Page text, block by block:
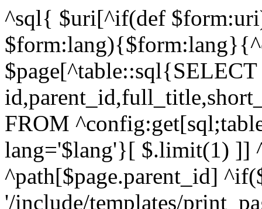
^sql{ $uri[^if(def
$page[^table::sql{SELECT
FROM
lang='$lang'}[ $.limit(1) ]]
^path[$page.parent_id]
'/include/templates/